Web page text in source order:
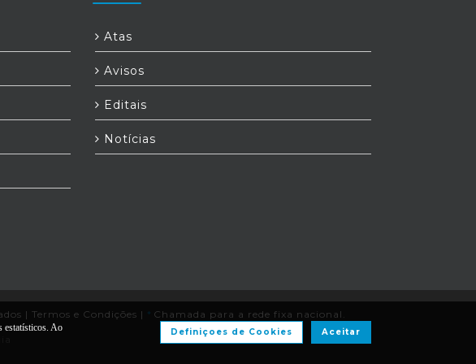
Atas
Avisos
Editais
Notícias
| Termos e Condições | * Chamada para a rede fixa nacional.
estatísticos. Ao
Aceitar
Definiçoes de Cookies